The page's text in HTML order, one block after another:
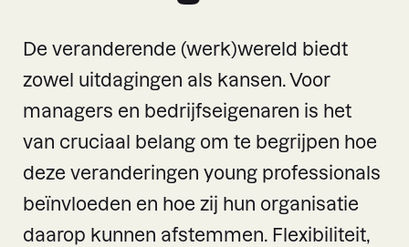
De veranderende (werk)wereld biedt
zowel uitdagingen als kansen. Voor
managers en bedrijfseigenaren is het
van cruciaal belang om te begrijpen hoe
deze veranderingen young professionals
beïnvloeden en hoe zij hun organisatie
daarop kunnen afstemmen. Flexibiliteit,